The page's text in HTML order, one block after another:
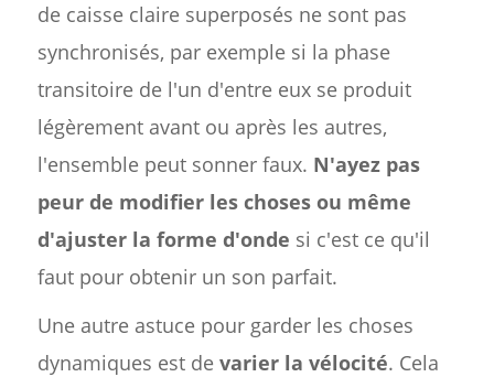
de caisse claire superposés ne sont pas
synchronisés, par exemple si la phase
transitoire de l'un d'entre eux se produit
légèrement avant ou après les autres,
l'ensemble peut sonner faux. N'ayez pas
peur de modifier les choses ou même
d'ajuster la forme d'onde si c'est ce qu'il
faut pour obtenir un son parfait.
Une autre astuce pour garder les choses
dynamiques est de varier la vélocité. Cela